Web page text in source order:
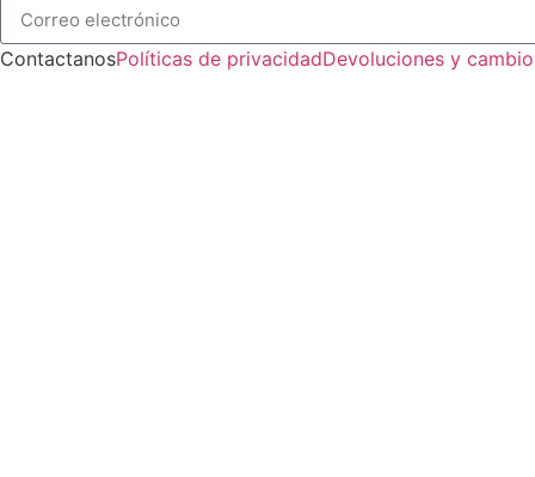
ContactanosPolíticas de privacidadDevoluciones y